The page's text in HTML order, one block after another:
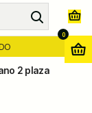
0
2 plaza